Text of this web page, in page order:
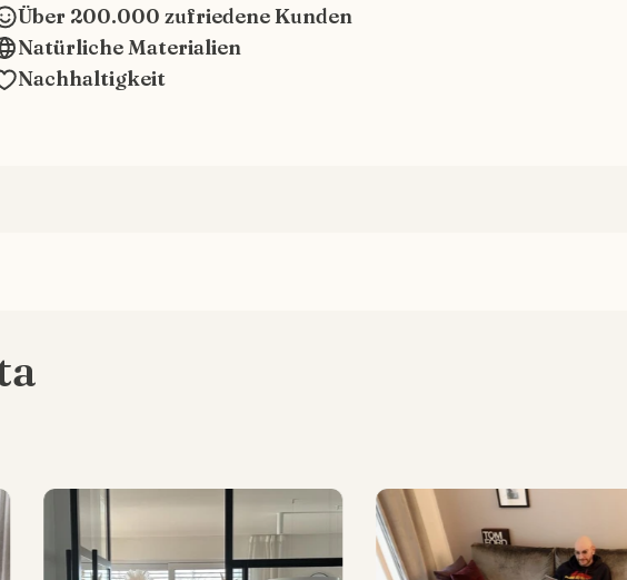
Über 200.000 zufriedene Kunden
Natürliche Materialien
Nachhaltigkeit